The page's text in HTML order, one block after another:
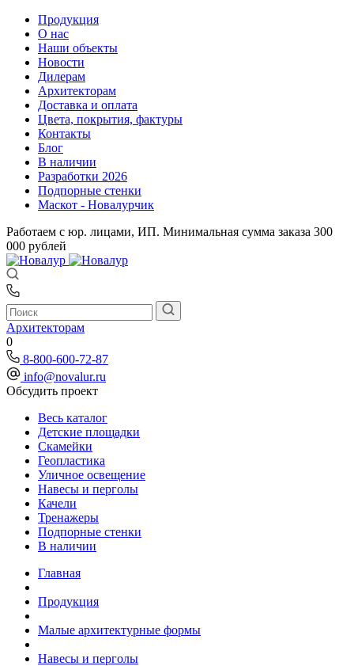
Продукция
О нас
Наши объекты
Новости
Дилерам
Архитекторам
Доставка и оплата
Цвета, покрытия, фактуры
Контакты
Блог
В наличии
Разработки 2026
Подпорные стенки
Маскот - Новалурчик
Работаем с юр. лицами, ИП. Минимальная сумма заказа 300
000 рублей
Архитекторам
0
8-800-600-72-87
info@novalur.ru
Обсудить проект
Весь каталог
Детские площадки
Скамейки
Геопластика
Уличное освещение
Навесы и перголы
Качели
Тренажеры
Подпорные стенки
В наличии
Главная
Продукция
Малые архитектурные формы
Навесы и перголы